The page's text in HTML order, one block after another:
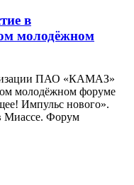
в
молодёжном
ПАО «КАМАЗ»
молодёжном форуме
Импульс нового».
Миассе. Форум